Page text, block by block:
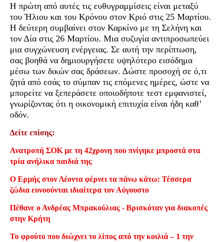
Η πρώτη από αυτές τις ευθυγραμμίσεις είναι μεταξύ
του Ήλιου και του Κρόνου στον Κριό στις 25 Μαρτίου.
Η δεύτερη συμβαίνει στον Καρκίνο με τη Σελήνη και
τον Δία στις 26 Μαρτίου. Μια συζυγία αντιπροσωπεύει
μια συγχώνευση ενέργειας. Σε αυτή την περίπτωση,
σας βοηθά να δημιουργήσετε υψηλότερο εισόδημα
μέσω των δικών σας δράσεων. Δώστε προσοχή σε ό,τι
ζητά από εσάς το σύμπαν τις επόμενες ημέρες, ώστε να
μπορείτε να ξεπεράσετε οποιοδήποτε τεστ εμφανιστεί,
γνωρίζοντας ότι η οικονομική επιτυχία είναι ήδη καθ’
οδόν.
Δείτε επίσης:
Ανατροπή ΣΟΚ με τη 42χρονη που πνίγηκε μπροστά στα
τρία ανήλικα παιδιά της
Ο Ερμής στον Λέοντα φέρνει τα πάνω κάτω: Τέσσερα
ζώδια ευνοούνται ιδιαίτερα τον Αύγουστο
Πέθανε ο Ανδρέας Μπρακούλιας - Βρισκόταν για διακοπές
στην Κρήτη
Το φρούτο που διώχνει το λίπος από την κοιλιά – 1 την